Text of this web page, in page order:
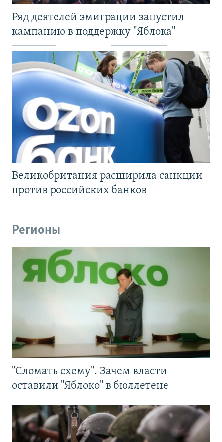
Ряд деятелей эмиграции запустил
кампанию в поддержку "Яблока"
Великобритания расширила санкции
против российских банков
Регионы
"Сломать схему". Зачем власти
оставили "Яблоко" в бюллетене